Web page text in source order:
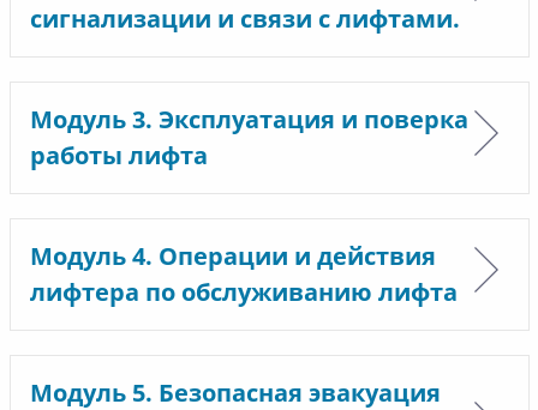
сигнализации и связи с лифтами.
Модуль 3. Эксплуатация и поверка
работы лифта
Модуль 4. Операции и действия
лифтера по обслуживанию лифта
Модуль 5. Безопасная эвакуация